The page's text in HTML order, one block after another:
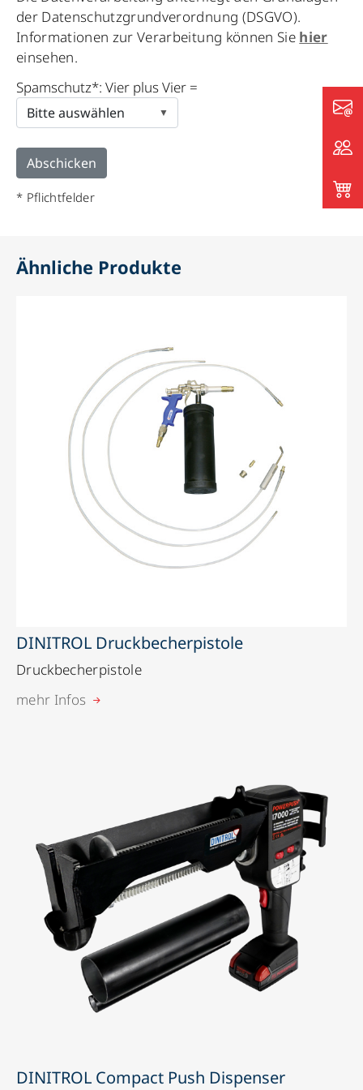
leave
this
field
empty.
der Datenschutzgrundverordnung (DSGVO).
Informationen zur Verarbeitung können Sie hier
einsehen.
Spamschutz*: Vier plus Vier =
* Pflichtfelder
Ähnliche Produkte
DINITROL Druckbecherpistole
Druckbecherpistole
mehr Infos
DINITROL Compact Push Dispenser